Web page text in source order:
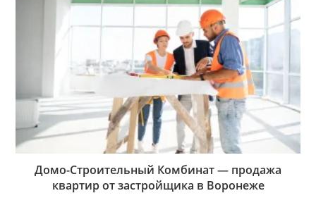
Домо-Строительный Комбинат — продажа
квартир от застройщика в Воронеже